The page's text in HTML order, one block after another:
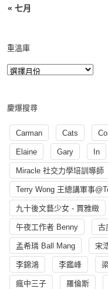
« 七月
重溫庫
慶爆搜尋
Carman Cats
Elaine Gary In
Miracle 社交力學培訓導師
Terry Wong 王總講軍事
九十後文藝少女 - 賈雅緻
午夜工作者 Benny 古
孟希璘 Ball Mang 宋
李錦鴻 李鑑峰
瘋中三子 羅倫斯